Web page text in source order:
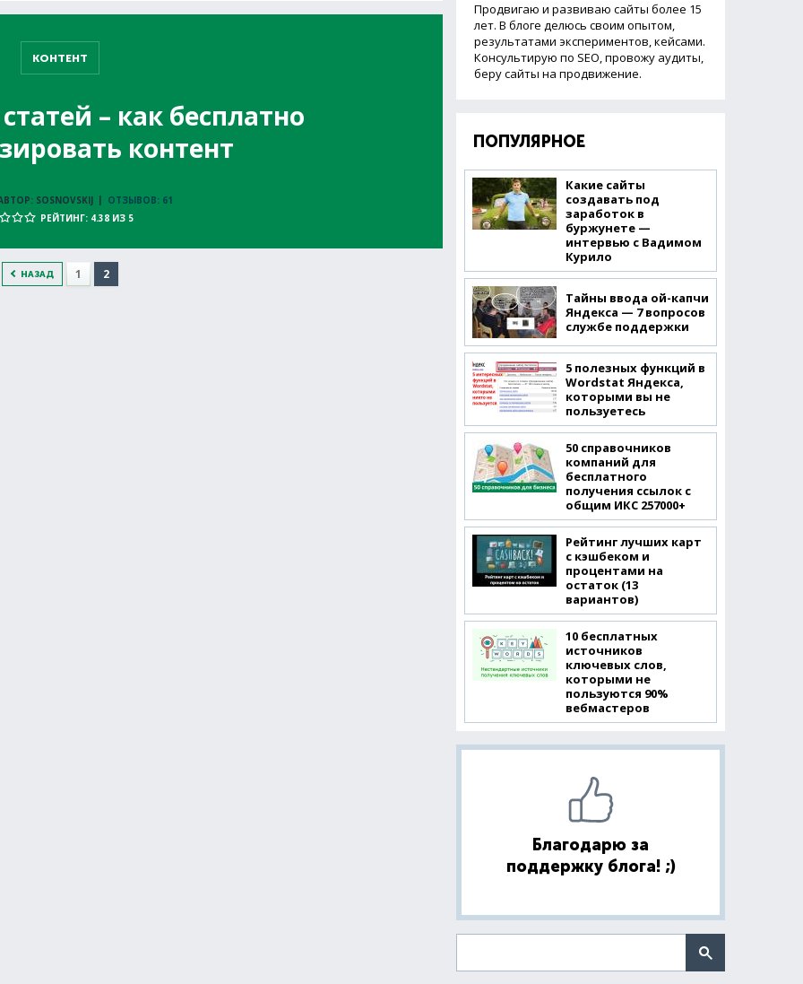
КОНТЕНТ
– как бесплатно
контент
SOSNOVSKIJ
ОТЗЫВОВ: 61
РЕЙТИНГ: 4.38 ИЗ 5
НАЗАД 1 2
Продвигаю и развиваю сайты более 15
лет. В блоге делюсь своим опытом,
результатами экспериментов, кейсами.
Консультирую по SEO, провожу аудиты,
беру сайты на продвижение.
ПОПУЛЯРНОЕ
Какие сайты
создавать под
заработок в
буржунете —
интервью с Вадимом
Курило
Тайны ввода ой-капчи
Яндекса — 7 вопросов
службе поддержки
5 полезных функций в
Wordstat Яндекса,
которыми вы не
пользуетесь
50 справочников
компаний для
бесплатного
получения ссылок с
общим ИКС 257000+
Рейтинг лучших карт
с кэшбеком и
процентами на
остаток (13
вариантов)
10 бесплатных
источников
ключевых слов,
которыми не
пользуются 90%
вебмастеров
Благодарю за
поддержку блога! ;)
Поиск по сайту